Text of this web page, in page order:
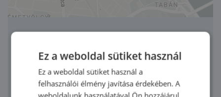
legmegfelelőbb pénzügyi
megoldásért!
Ez a weboldal sütiket használ
Ez a weboldal sütiket használ a
felhasználói élmény javítása érdekében. A